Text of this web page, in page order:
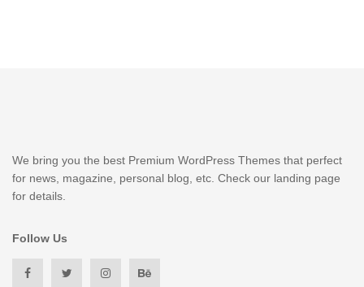
We bring you the best Premium WordPress Themes that perfect
for news, magazine, personal blog, etc. Check our landing page
for details.
Follow Us